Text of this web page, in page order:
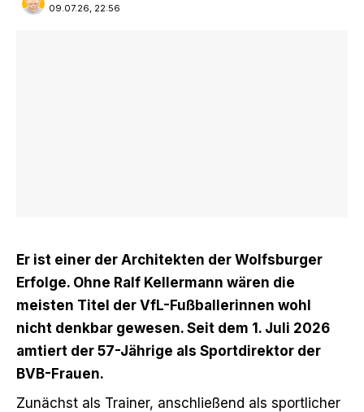
09.07.26, 22:56
Er ist einer der Architekten der Wolfsburger
Erfolge. Ohne Ralf Kellermann wären die
meisten Titel der VfL-Fußballerinnen wohl
nicht denkbar gewesen. Seit dem 1. Juli 2026
amtiert der 57-Jährige als Sportdirektor der
BVB-Frauen.
Zunächst als Trainer, anschließend als sportlicher